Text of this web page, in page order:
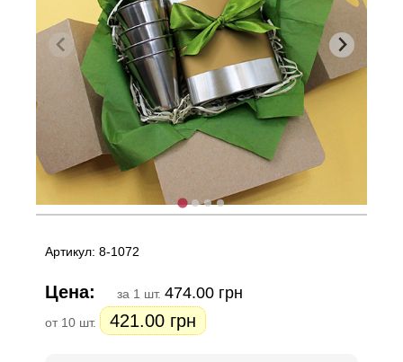
Артикул: 8-1072
Цена: за 1 шт. 474.00 грн
от 10 шт. 421.00 грн